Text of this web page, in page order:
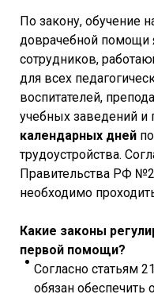
По закону, обучение
доврачебной помощи
сотрудников,
для всех
воспитателей,
учебных заведений и
календарных дней
трудоустройства.
Правительства РФ
необходимо
Какие законы
первой помощи?
Согласно статьям
обязан обеспечить